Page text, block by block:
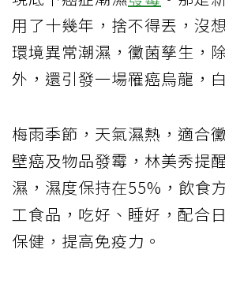
用了十幾年，捨不得丟，沒
環境異常潮濕，黴菌孳生，
外，還引發一場罹癌烏龍，
梅雨季節，天氣濕熱，適合
壁癌及物品發霉，林美秀提
濕，濕度保持在55%，飲食
工食品，吃好、睡好，配合
保健，提高免疫力。